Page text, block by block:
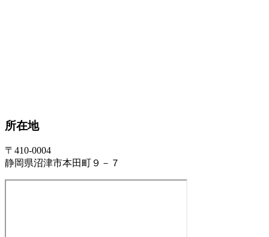
所在地
〒410-0004
静岡県沼津市本田町９－７